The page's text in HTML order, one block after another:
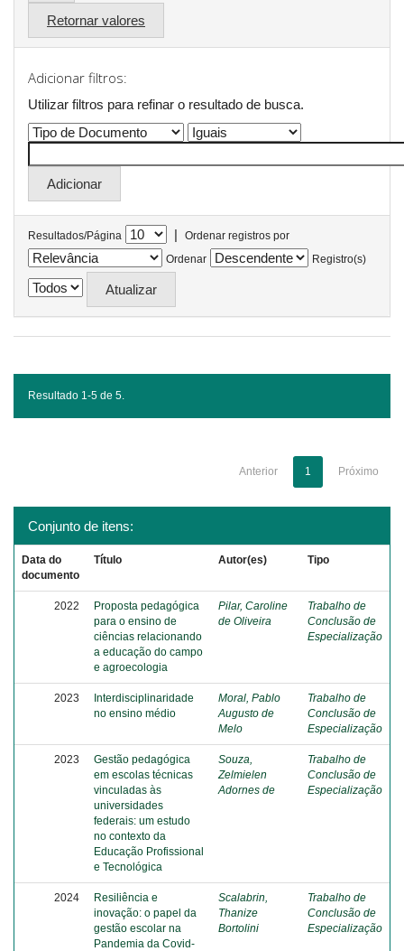
Retornar valores
Adicionar filtros:
Utilizar filtros para refinar o resultado de busca.
Resultados/Página |
Ordenar registros por
Ordenar
Registro(s)
Resultado 1-5 de 5.
Anterior 1 Próximo
Conjunto de itens:
Data do
documento
Título Autor(es) Tipo
2022
Proposta pedagógica
para o ensino de
ciências relacionando
a educação do campo
e agroecologia
Pilar, Caroline
de Oliveira
Trabalho de
Conclusão de
Especialização
2023
Interdisciplinaridade
no ensino médio
Moral, Pablo
Augusto de
Melo
Trabalho de
Conclusão de
Especialização
2023
Gestão pedagógica
em escolas técnicas
vinculadas às
universidades
federais: um estudo
no contexto da
Educação Profissional
e Tecnológica
Souza,
Zelmielen
Adornes de
Trabalho de
Conclusão de
Especialização
2024
Resiliência e
inovação: o papel da
gestão escolar na
Pandemia da Covid-
Scalabrin,
Thanize
Bortolini
Trabalho de
Conclusão de
Especialização